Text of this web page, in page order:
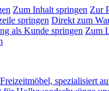
Zum Inhalt springen Zur
springen Direkt zum
als Kunde springen Zum